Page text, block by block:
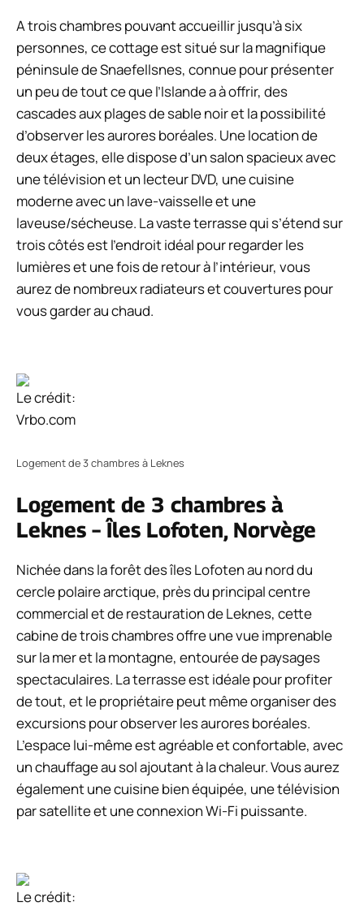
A trois chambres pouvant accueillir jusqu’à six
personnes, ce cottage est situé sur la magnifique
péninsule de Snaefellsnes, connue pour présenter
un peu de tout ce que l’Islande a à offrir, des
cascades aux plages de sable noir et la possibilité
d’observer les aurores boréales. Une location de
deux étages, elle dispose d’un salon spacieux avec
une télévision et un lecteur DVD, une cuisine
moderne avec un lave-vaisselle et une
laveuse/sécheuse. La vaste terrasse qui s’étend sur
trois côtés est l’endroit idéal pour regarder les
lumières et une fois de retour à l’intérieur, vous
aurez de nombreux radiateurs et couvertures pour
vous garder au chaud.
Le crédit:
Vrbo.com
Logement de 3 chambres à Leknes
Logement de 3 chambres à
Leknes – Îles Lofoten, Norvège
Nichée dans la forêt des îles Lofoten au nord du
cercle polaire arctique, près du principal centre
commercial et de restauration de Leknes, cette
cabine de trois chambres offre une vue imprenable
sur la mer et la montagne, entourée de paysages
spectaculaires. La terrasse est idéale pour profiter
de tout, et le propriétaire peut même organiser des
excursions pour observer les aurores boréales.
L’espace lui-même est agréable et confortable, avec
un chauffage au sol ajoutant à la chaleur. Vous aurez
également une cuisine bien équipée, une télévision
par satellite et une connexion Wi-Fi puissante.
Le crédit: